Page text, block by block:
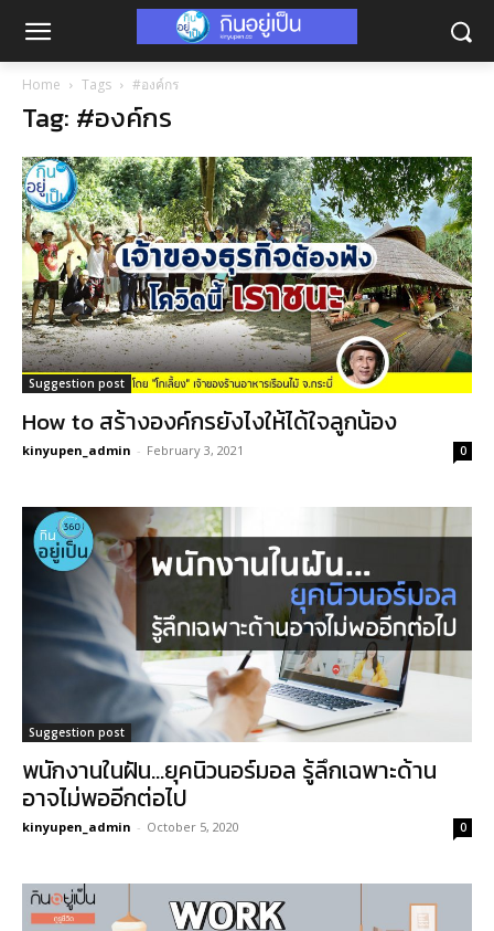
Home Tags #องค์กร
Tag: #องค์กร
Suggestion post
How to สร้างองค์กรยังไงให้ได้ใจลูกน้อง
kinyupen_admin - February 3, 2021 0
Suggestion post
พนักงานในฝัน…ยุคนิวนอร์มอล รู้ลึกเฉพาะด้าน
อาจไม่พออีกต่อไป
kinyupen_admin - October 5, 2020 0